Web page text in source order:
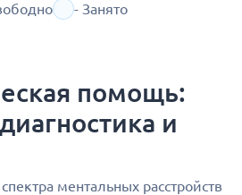
- Занято
помощь:
и
ментальных расстройств